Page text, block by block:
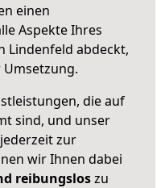
einen
Aspekte Ihres
Lindenfeld abdeckt,
die auf
sind, und unser
zur
wir Ihnen dabei
reibungsloszu